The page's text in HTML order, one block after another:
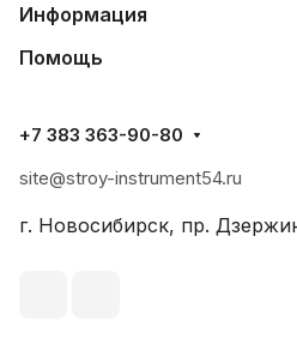
Информация
Помощь
+7 383 363-90-80
site@stroy-instrument54.ru
г. Новосибирск, пр.